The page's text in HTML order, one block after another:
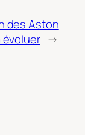
des Aston
évoluer →